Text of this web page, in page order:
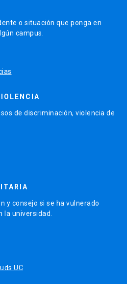
o situación que ponga en
campus.
de discriminación, violencia de
y consejo si se ha vulnerado
la universidad.
UC